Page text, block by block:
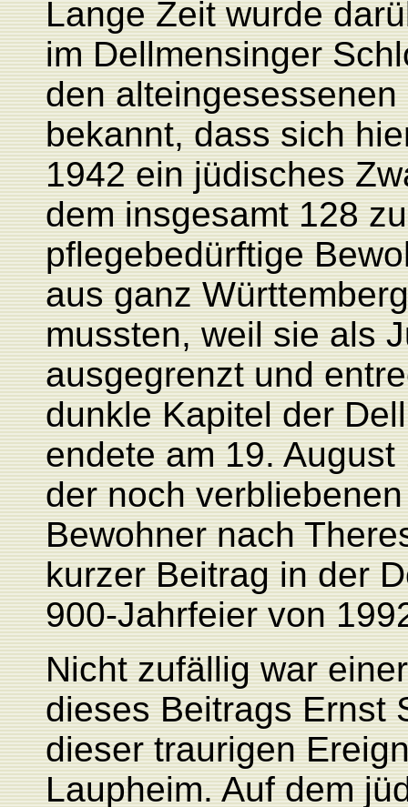
Lange Zeit wurde
im Dellmensinger
den
bekannt, dass sich
1942 ein jüdisches
dem insgesamt 128
pflegebedürftige
aus ganz
mussten, weil sie als
ausgegrenzt und
dunkle Kapitel der
endete am 19.
der noch
Bewohner nach
kurzer Beitrag in der
900-Jahrfeier von
Nicht zufällig war
dieses Beitrags Ernst
dieser traurigen
Laupheim. Auf dem